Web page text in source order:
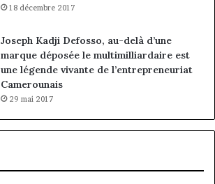
18 décembre 2017
Joseph Kadji Defosso, au-delà d’une
marque déposée le multimilliardaire est
une légende vivante de l’entrepreneuriat
Camerounais
29 mai 2017